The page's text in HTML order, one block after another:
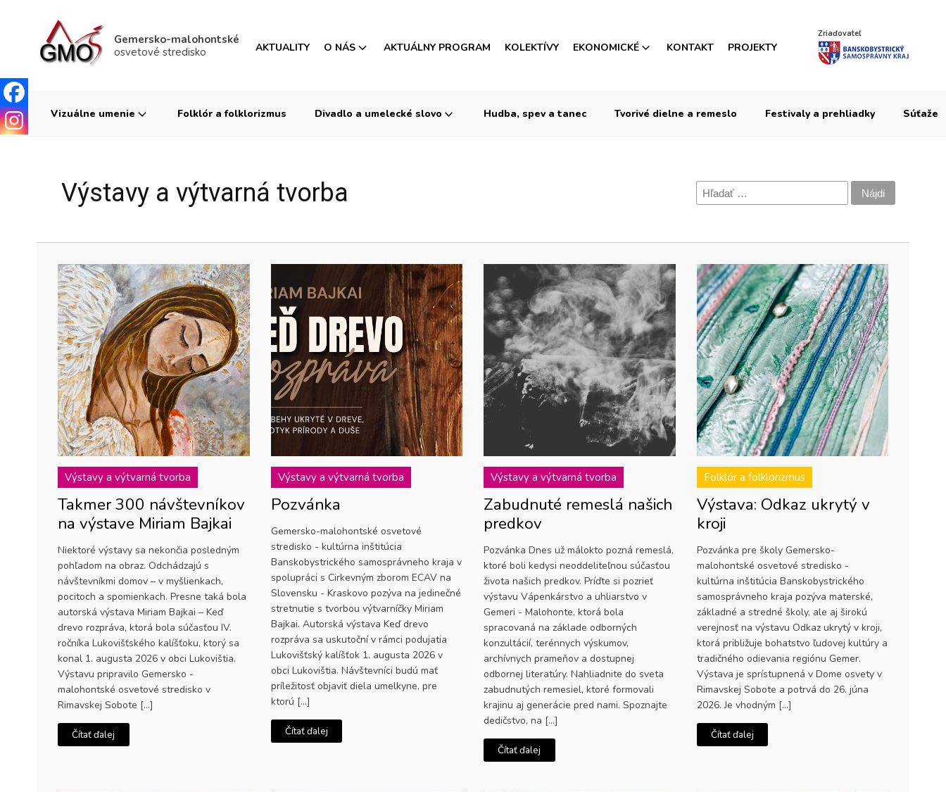
Gemersko-malohontské
osvetové stredisko
AKTUALITY O NÁS AKTUÁLNY PROGRAM KOLEKTÍVY EKONOMICKÉ KONTAKT PROJEKTY
Zriaďovateľ
Vizuálne umenie Folklór a folklorizmus Divadlo a umelecké slovo Hudba, spev a tanec Tvorivé dielne a remeslo Festivaly a prehliadky Súťaže
Výstavy a výtvarná tvorba Hľadať:
Výstavy a výtvarná tvorba
Takmer 300 návštevníkov
na výstave Miriam Bajkai
Niektoré výstavy sa nekončia posledným
pohľadom na obraz. Odchádzajú s
návštevníkmi domov – v myšlienkach,
pocitoch a spomienkach. Presne taká bola
autorská výstava Miriam Bajkai – Keď
drevo rozpráva, ktorá bola súčasťou IV.
ročníka Lukovišťského kalíšťoku, ktorý sa
konal 1. augusta 2026 v obci Lukovištia.
Výstavu pripravilo Gemersko -
malohontské osvetové stredisko v
Rimavskej Sobote […]
Čítať ďalej
Výstavy a výtvarná tvorba
Pozvánka
Gemersko-malohontské osvetové
stredisko - kultúrna inštitúcia
Banskobystrického samosprávneho kraja v
spolupráci s Cirkevným zborom ECAV na
Slovensku - Kraskovo pozýva na jedinečné
stretnutie s tvorbou výtvarníčky Miriam
Bajkai. Autorská výstava Keď drevo
rozpráva sa uskutoční v rámci podujatia
Lukovišťský kalíšťok 1. augusta 2026 v
obci Lukovištia. Návštevníci budú mať
príležitosť objaviť diela umelkyne, pre
ktorú […]
Čítať ďalej
Výstavy a výtvarná tvorba
Zabudnuté remeslá našich
predkov
Pozvánka Dnes už málokto pozná remeslá,
ktoré boli kedysi neoddeliteľnou súčasťou
života našich predkov. Príďte si pozrieť
výstavu Vápenkárstvo a uhliarstvo v
Gemeri - Malohonte, ktorá bola
spracovaná na základe odborných
konzultácií, terénnych výskumov,
archívnych prameňov a dostupnej
odbornej literatúry. Nahliadnite do sveta
zabudnutých remesiel, ktoré formovali
krajinu aj generácie pred nami. Spoznajte
dedičstvo, na […]
Čítať ďalej
Folklór a folklorizmus
Výstava: Odkaz ukrytý v
kroji
Pozvánka pre školy Gemersko-
malohontské osvetové stredisko -
kultúrna inštitúcia Banskobystrického
samosprávneho kraja pozýva materské,
základné a stredné školy, ale aj širokú
verejnosť na výstavu Odkaz ukrytý v kroji,
ktorá približuje bohatstvo ľudovej kultúry a
tradičného odievania regiónu Gemer.
Výstava je sprístupnená v Dome osvety v
Rimavskej Sobote a potrvá do 26. júna
2026. Je vhodným […]
Čítať ďalej